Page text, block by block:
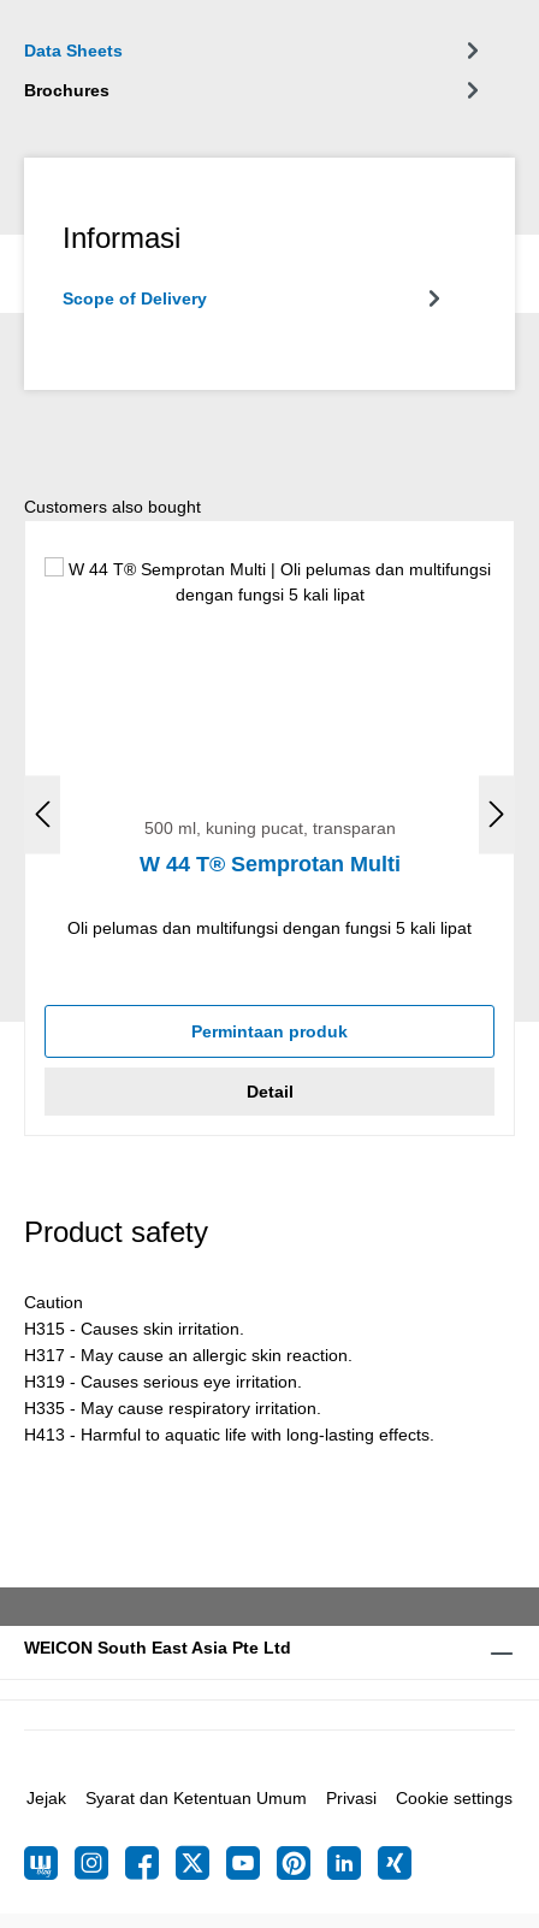
Data Sheets
Brochures
Informasi
Scope of Delivery
Lewati galeri produk
Customers also bought
500 ml, kuning pucat, transparan
W 44 T® Semprotan Multi
Oli pelumas dan multifungsi dengan fungsi 5 kali lipat
Permintaan produk
Detail
Product safety
Caution
H315 - Causes skin irritation.
H317 - May cause an allergic skin reaction.
H319 - Causes serious eye irritation.
H335 - May cause respiratory irritation.
H413 - Harmful to aquatic life with long-lasting effects.
WEICON South East Asia Pte Ltd
Jejak Syarat dan Ketentuan Umum Privasi Cookie settings